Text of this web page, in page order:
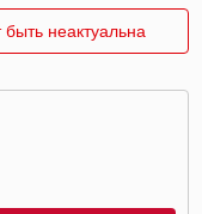
неактуальна